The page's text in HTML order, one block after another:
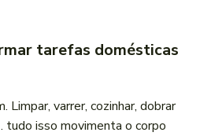
tarefas domésticas
Limpar, varrer, cozinhar, dobrar
tudo isso movimenta o corpo